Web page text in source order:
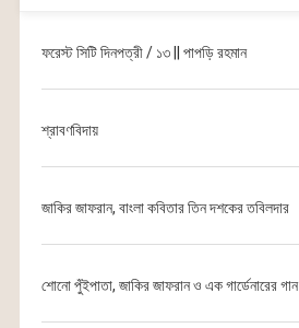
ফরেস্ট সিটি দিনপত্রী / ১৩ || পাপড়ি রহমান
শ্রাবণবিদায়
জাকির জাফরান, বাংলা কবিতার তিন দশকের তবিলদার
শোনো পুঁইপাতা, জাকির জাফরান ও এক গার্ডেনারের গান